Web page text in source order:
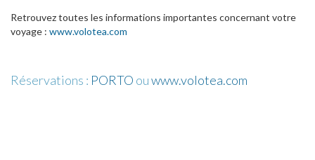
Retrouvez toutes les informations importantes concernant votre
voyage : www.volotea.com
Réservations : PORTO ouwww.volotea.com